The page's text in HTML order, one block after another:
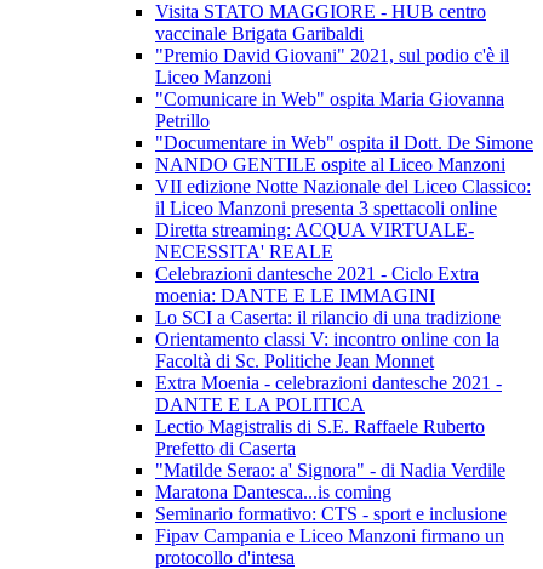
Visita STATO MAGGIORE - HUB centro
vaccinale Brigata Garibaldi
"Premio David Giovani" 2021, sul podio c'è il
Liceo Manzoni
"Comunicare in Web" ospita Maria Giovanna
Petrillo
"Documentare in Web" ospita il Dott. De Simone
NANDO GENTILE ospite al Liceo Manzoni
VII edizione Notte Nazionale del Liceo Classico:
il Liceo Manzoni presenta 3 spettacoli online
Diretta streaming: ACQUA VIRTUALE-
NECESSITA' REALE
Celebrazioni dantesche 2021 - Ciclo Extra
moenia: DANTE E LE IMMAGINI
Lo SCI a Caserta: il rilancio di una tradizione
Orientamento classi V: incontro online con la
Facoltà di Sc. Politiche Jean Monnet
Extra Moenia - celebrazioni dantesche 2021 -
DANTE E LA POLITICA
Lectio Magistralis di S.E. Raffaele Ruberto
Prefetto di Caserta
"Matilde Serao: a' Signora" - di Nadia Verdile
Maratona Dantesca...is coming
Seminario formativo: CTS - sport e inclusione
Fipav Campania e Liceo Manzoni firmano un
protocollo d'intesa